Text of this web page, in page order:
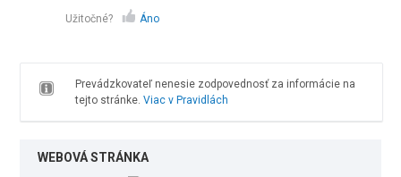
Užitočné? Áno
Prevádzkovateľ nenesie zodpovednosť za informácie na
tejto stránke. Viac v Pravidlách
WEBOVÁ STRÁNKA